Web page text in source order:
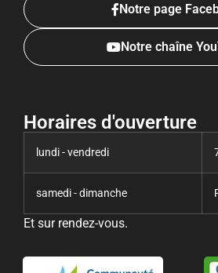
Notre page
Notre chaîne
Horaires d'ouverture
lundi - vendredi
samedi - dimanche
Et sur rendez-vous.